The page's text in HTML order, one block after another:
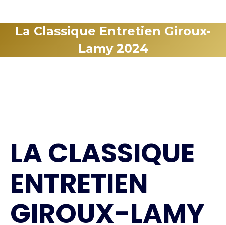
La Classique Entretien Giroux-
Lamy 2024
LA CLASSIQUE
ENTRETIEN
GIROUX-LAMY